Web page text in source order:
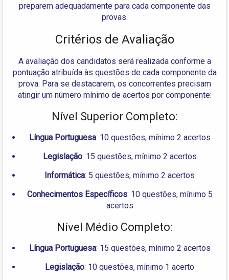
preparem adequadamente para cada componente das
provas.
Critérios de Avaliação
A avaliação dos candidatos será realizada conforme a
pontuação atribuída às questões de cada componente da
prova. Para se destacarem, os concorrentes precisam
atingir um número mínimo de acertos por componente:
Nível Superior Completo:
Língua Portuguesa: 10 questões, mínimo 2 acertos
Legislação: 15 questões, mínimo 2 acertos
Informática: 5 questões, mínimo 2 acertos
Conhecimentos Específicos: 10 questões, mínimo 5
acertos
Nível Médio Completo:
Língua Portuguesa: 15 questões, mínimo 2 acertos
Legislação: 10 questões, mínimo 1 acerto